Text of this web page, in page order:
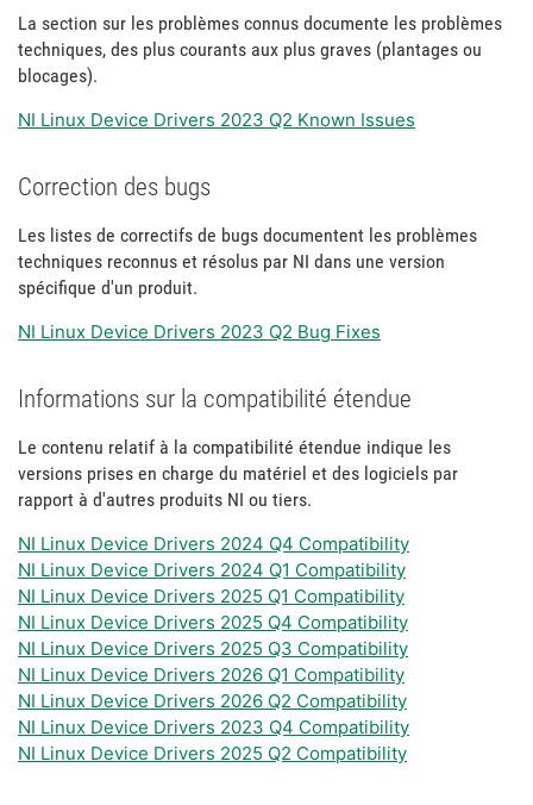
La section sur les problèmes connus documente les problèmes
techniques, des plus courants aux plus graves (plantages ou
blocages).
NI Linux Device Drivers 2023 Q2 Known Issues
Correction des bugs
Les listes de correctifs de bugs documentent les problèmes
techniques reconnus et résolus par NI dans une version
spécifique d'un produit.
NI Linux Device Drivers 2023 Q2 Bug Fixes
Informations sur la compatibilité étendue
Le contenu relatif à la compatibilité étendue indique les
versions prises en charge du matériel et des logiciels par
rapport à d'autres produits NI ou tiers.
NI Linux Device Drivers 2024 Q4 Compatibility
NI Linux Device Drivers 2024 Q1 Compatibility
NI Linux Device Drivers 2025 Q1 Compatibility
NI Linux Device Drivers 2025 Q4 Compatibility
NI Linux Device Drivers 2025 Q3 Compatibility
NI Linux Device Drivers 2026 Q1 Compatibility
NI Linux Device Drivers 2026 Q2 Compatibility
NI Linux Device Drivers 2023 Q4 Compatibility
NI Linux Device Drivers 2025 Q2 Compatibility